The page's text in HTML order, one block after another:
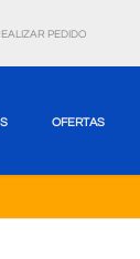
PEDIDO
OFERTAS